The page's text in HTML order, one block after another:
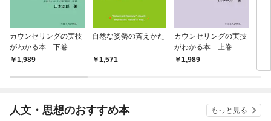
カウンセリングの実技
がわかる本 下巻
1,989
自然な姿勢の斉えかた
1,571
カウンセリングの実技
がわかる本 上巻
1,989
経
人文・思想のおすすめ本 もっと見る